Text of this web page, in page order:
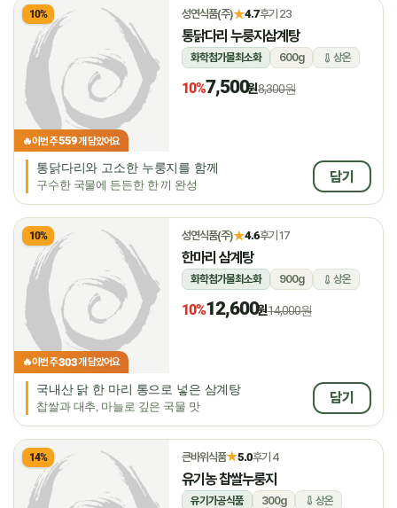
10%
🔥이번 주559개 담았어요
성연식품(주)★4.7후기 23
통닭다리 누룽지삼계탕
화학첨가물최소화 600g 상온
10%7,500원8,300원
통닭다리와 고소한 누룽지를 함께
구수한 국물에 든든한 한 끼 완성
담기
10%
🔥이번 주303개 담았어요
성연식품(주)★4.6후기 17
한마리 삼계탕
화학첨가물최소화 900g 상온
10%12,600원14,000원
국내산 닭 한 마리 통으로 넣은 삼계탕
찹쌀과 대추, 마늘로 깊은 국물 맛
담기
14% 큰바위식품★5.0후기 4
유기농 찹쌀누룽지
유기가공식품 300g 상온